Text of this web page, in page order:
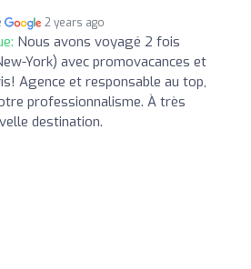
2 years ago
Nous avons voyagé 2 fois
York) avec promovacances et
Agence et responsable au top,
professionnalisme. À très
destination.